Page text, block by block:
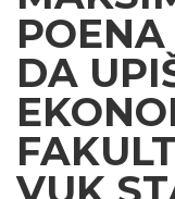
DA